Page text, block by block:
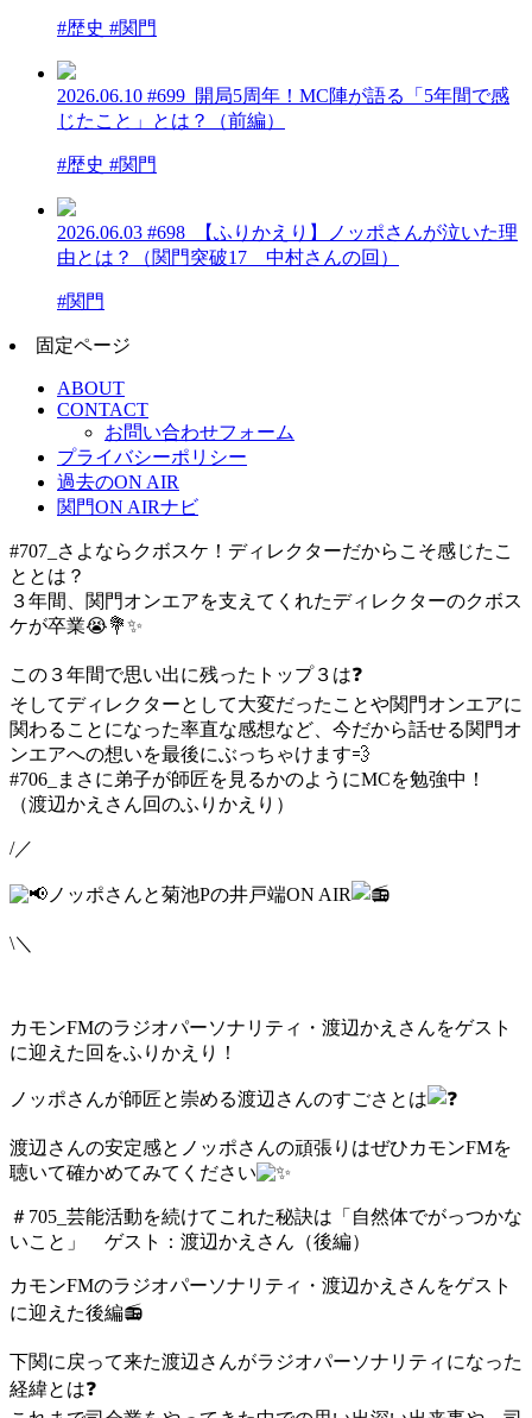
#歴史 #関門
2026.06.10 #699_開局5周年！MC陣が語る「5年間で感
じたこと」とは？（前編）
#歴史 #関門
2026.06.03 #698_【ふりかえり】ノッポさんが泣いた理
由とは？（関門突破17 中村さんの回）
#関門
固定ページ
ABOUT
CONTACT
お問い合わせフォーム
プライバシーポリシー
過去のON AIR
関門ON AIRナビ
#707_さよならクボスケ！ディレクターだからこそ感じたこ
ととは？
３年間、関門オンエアを支えてくれたディレクターのクボス
ケが卒業😭💐✨
この３年間で思い出に残ったトップ３は❓
そしてディレクターとして大変だったことや関門オンエアに
関わることになった率直な感想など、今だから話せる関門オ
ンエアへの想いを最後にぶっちゃけます💨
#706_まさに弟子が師匠を見るかのようにMCを勉強中！
（渡辺かえさん回のふりかえり）
/／
ノッポさんと菊池Pの井戸端ON AIR
\＼
カモンFMのラジオパーソナリティ・渡辺かえさんをゲスト
に迎えた回をふりかえり！
ノッポさんが師匠と崇める渡辺さんのすごさとは
渡辺さんの安定感とノッポさんの頑張りはぜひカモンFMを
聴いて確かめてみてください
＃705_芸能活動を続けてこれた秘訣は「自然体でがっつかな
いこと」 ゲスト：渡辺かえさん（後編）
カモンFMのラジオパーソナリティ・渡辺かえさんをゲスト
に迎えた後編📻
下関に戻って来た渡辺さんがラジオパーソナリティになった
経緯とは❓